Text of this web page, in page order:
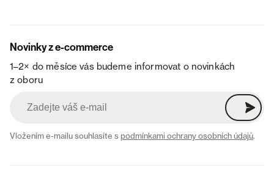
Novinky z e-commerce
1–2× do měsíce vás budeme informovat o novinkách
z oboru
Vložením e-mailu souhlasíte spodmínkami ochrany osobních údajů.